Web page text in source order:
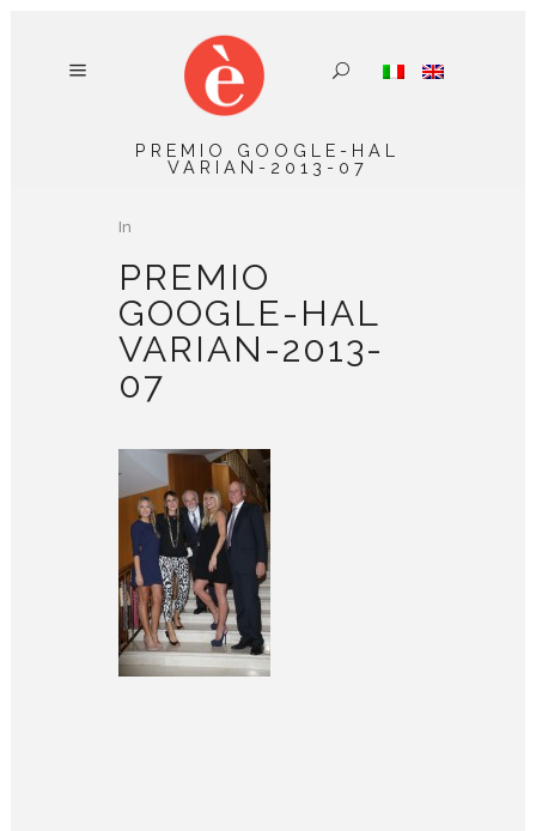
PREMIO GOOGLE-HAL
VARIAN-2013-07
In
PREMIO
GOOGLE-HAL
VARIAN-2013-
07